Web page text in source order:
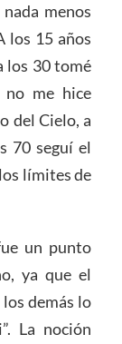
menos
los 15 años
los 30 tomé
me hice
del Cielo, a
70 seguí el
límites de
un punto
ya que el
demás lo
La noción